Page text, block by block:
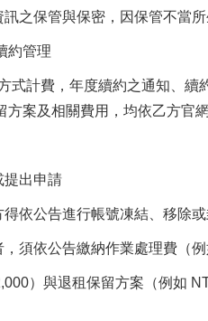
之保管與保密，因保管不當所
約管理
式計費，年度續約之通知、
方案及相關費用，均依乙方
出申請
依公告進行帳號凍結、移除
須依公告繳納作業處理費（例
）與退租保留方案（例如